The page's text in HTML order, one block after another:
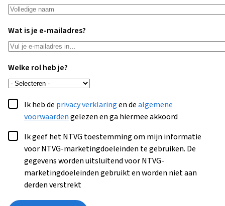
Wat is je e-mailadres?
Welke rol heb je?
Ik heb de privacy verklaringen dealgemene
voorwaardengelezen en ga hiermee akkoord
Ik geef het NTVG toestemming om mijn informatie
voor NTVG-marketingdoeleinden te gebruiken. De
gegevens worden uitsluitend voor NTVG-
marketingdoeleinden gebruikt en worden niet aan
derden verstrekt